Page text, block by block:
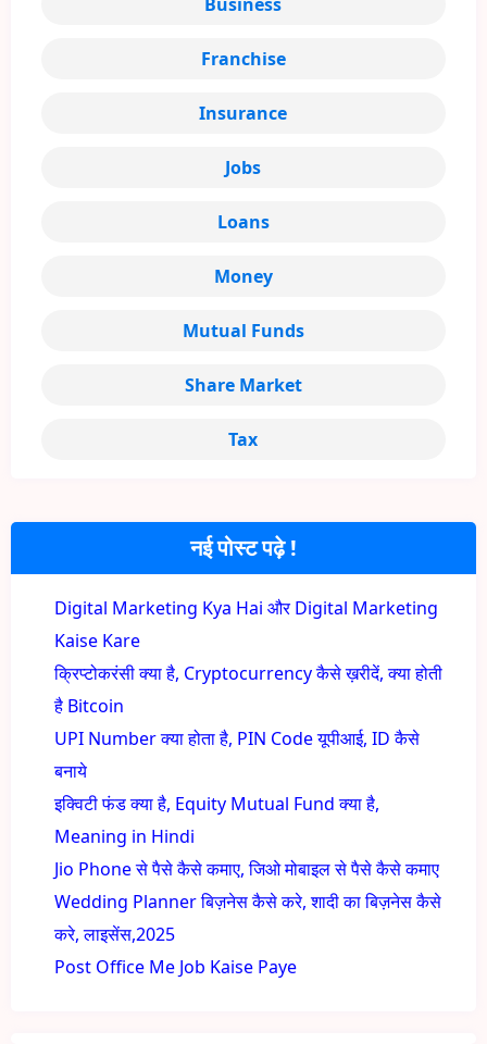
नई पोस्ट पढ़े !
Digital Marketing Kya Hai और Digital Marketing
Kaise Kare
क्रिप्टोकरंसी क्या है, Cryptocurrency कैसे ख़रीदें, क्या होती
है Bitcoin
UPI Number क्या होता है, PIN Code यूपीआई, ID कैसे
बनाये
इक्विटी फंड क्या है, Equity Mutual Fund क्या है,
Meaning in Hindi
Jio Phone से पैसे कैसे कमाए, जिओ मोबाइल से पैसे कैसे कमाए
Wedding Planner बिज़नेस कैसे करे, शादी का बिज़नेस कैसे
करे, लाइसेंस,2025
Post Office Me Job Kaise Paye
Franchise
Insurance
Jobs
Loans
Money
Mutual Funds
Share Market
Tax